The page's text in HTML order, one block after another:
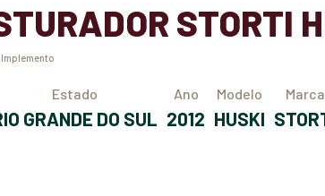
STORTI
Implemento
Estado
RIO GRANDE DO SUL
Ano
2012
Modelo
HUSKI
Marca